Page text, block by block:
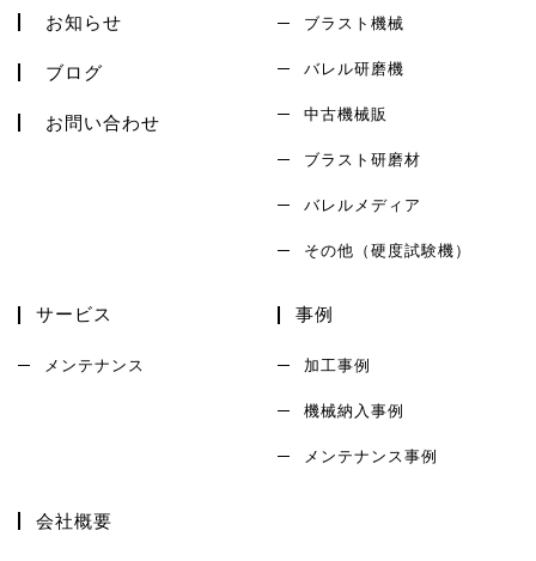
お知らせ
ブログ
お問い合わせ
ブラスト機械
バレル研磨機
中古機械販
ブラスト研磨材
バレルメディア
その他（硬度試験機）
サービス
メンテナンス
事例
加工事例
機械納入事例
メンテナンス事例
会社概要